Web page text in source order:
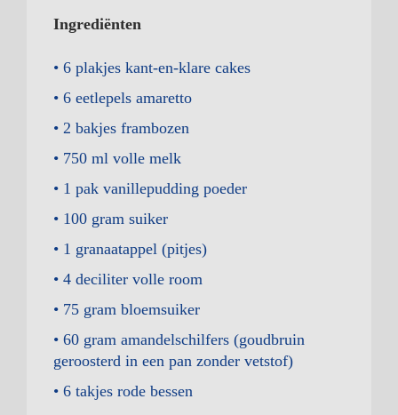
Ingrediënten
6 plakjes kant-en-klare cakes
6 eetlepels amaretto
2 bakjes frambozen
750 ml volle melk
1 pak vanillepudding poeder
100 gram suiker
1 granaatappel (pitjes)
4 deciliter volle room
75 gram bloemsuiker
60 gram amandelschilfers (goudbruin
geroosterd in een pan zonder vetstof)
6 takjes rode bessen